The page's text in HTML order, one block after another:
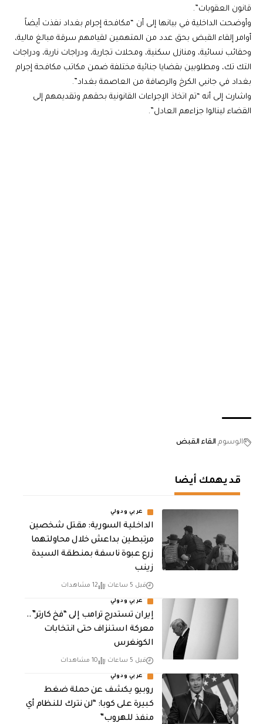
قانون العقوبات”.
وأوضحت الداخلية في بيانها إلى أن “مكافحة إجرام بغداد نفذت أيضاً
أوامر إلقاء القبض بحق عدد من المتهمين لقيامهم سرقة مبالغ مالية،
وحقائب نسائية، ومنازل سكنية، ومحلات تجارية، ودراجات نارية، ودراجات
التك تك، ومطلوبين بقضايا جنائية مختلفة ضمن مكاتب مكافحة إجرام
بغداد في جانبي الكرخ والرصافة من العاصمة بغداد”.
واشارت إلى أنه “تم اتخاذ الإجراءات القانونية بحقهم وتقديمهم إلى
القضاء لينالوا جزاءهم العادل”.
الوسوم القاء القبض
قد يهمك أيضا
عربي ودولي
الداخلية السورية: مقتل شخصين
مرتبطين بداعش خلال محاولتهما
زرع عبوة ناسفة بمنطقة السيدة
زينب
قبل 5 ساعات 12 مشاهدات
عربي ودولي
إيران تستدرج ترامب إلى “فخ كارتر”..
معركة استنزاف حتى انتخابات
الكونغرس
قبل 5 ساعات 10 مشاهدات
عربي ودولي
روبيو يكشف عن حملة ضغط
كبيرة على كوبا: “لن نترك للنظام أي
منفذ للهروب”